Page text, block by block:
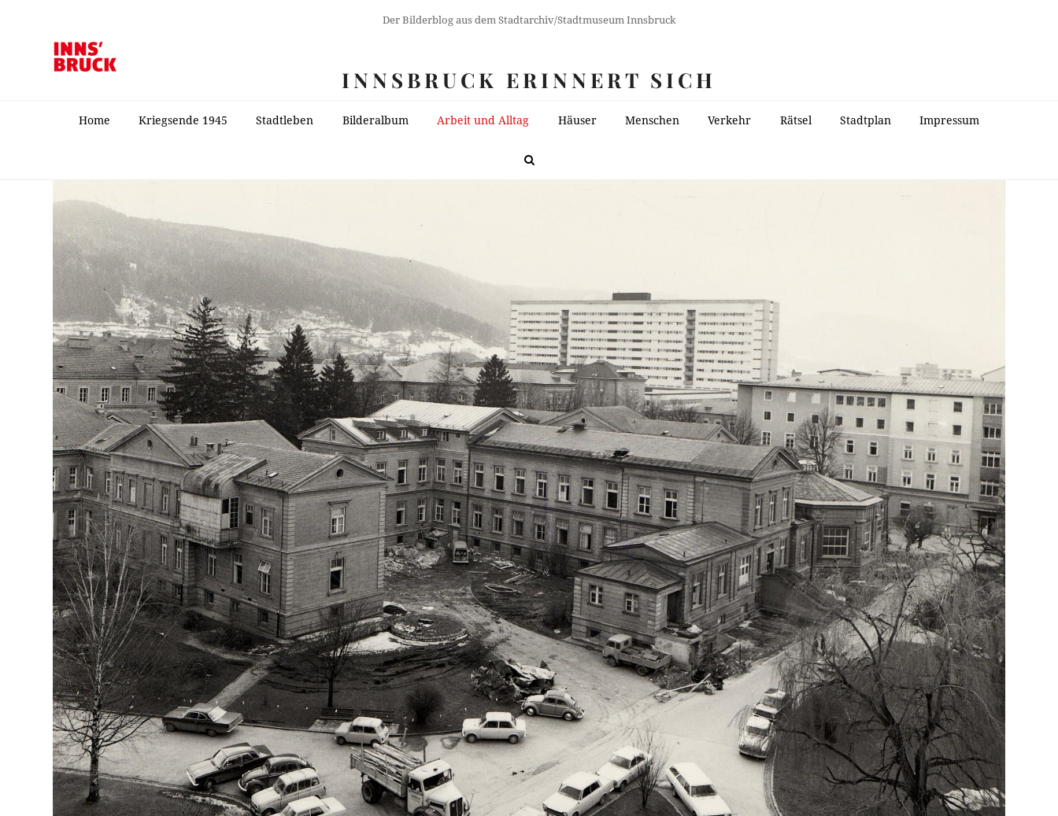
Der Bilderblog aus dem Stadtarchiv/Stadtmuseum Innsbruck
INNSBRUCK ERINNERT SICH
Home Kriegsende 1945 Stadtleben Bilderalbum Arbeit und Alltag Häuser Menschen Verkehr Rätsel Stadtplan Impressum